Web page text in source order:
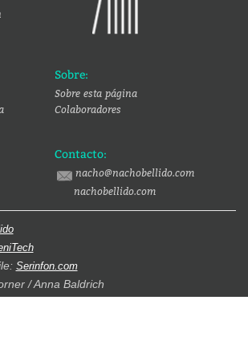
Sobre:
Sobre esta página
Colaboradores
Contacto:
nacho@nachobellido.com
nachobellido.com
Serinfon.com
/ Anna Baldrich